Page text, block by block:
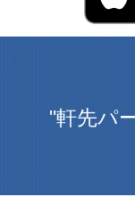
"軒先パ